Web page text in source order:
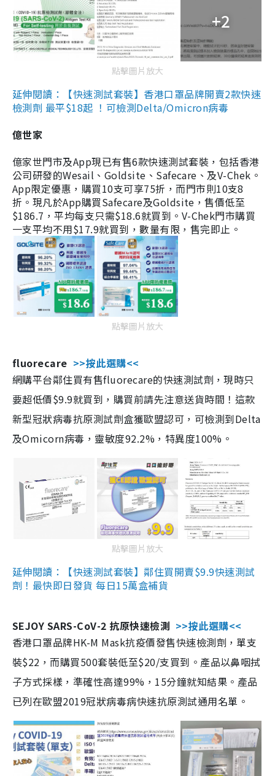
+2
點擊圖片放大
延伸閱讀：【快速測試套裝】香港口罩品牌開賣2款快速
檢測劑 最平$18起 ！可檢測Delta/Omicron病毒
億世家
億家世門市及App現已有售6款快速測試套裝，包括香港
公司研發的Wesail、Goldsite、Safecare、及V-Chek。
App限定優惠，購買10支可享75折，而門市則10支8
折。現凡於App購買Safecare及Goldsite，售價低至
$186.7，平均每支只需$18.6就買到。V-Chek門市購買
一支平均不用$17.9就買到，數量有限，售完即止。
點擊圖片放大
fluorecare >>按此選購<<
網購平台鄰住買有售fluorecare的快速測試劑，現時只
要超低價$9.9就買到，購買前請先注意送貨時間！這款
新型冠狀病毒抗原測試劑盒獲歐盟認可，可檢測到Delta
及Omicorn病毒，靈敏度92.2%，特異度100%。
點擊圖片放大
延伸閱讀：【快速測試套裝】鄰住買開賣$9.9快速測試
劑！最快即日發貨 每日15萬盒補貨
SEJOY SARS-CoV-2 抗原快速檢測 >>按此選購<<
香港口罩品牌HK-M Mask抗疫價發售快速檢測劑，單支
裝$22，而購買500套裝低至$20/支買到。產品以鼻咽拭
子方式採樣，準確性高達99%，15分鐘就知結果。產品
已列在歐盟2019冠狀病毒病快速抗原測試通用名單。